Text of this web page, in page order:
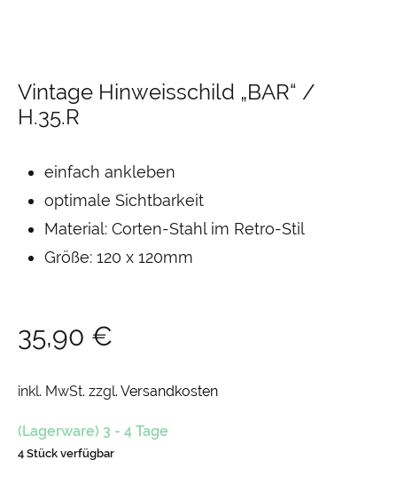
Vintage Hinweisschild „BAR“ /
H.35.R
einfach ankleben
optimale Sichtbarkeit
Material: Corten-Stahl im Retro-Stil
Größe: 120 x 120mm
35,90 €
inkl. MwSt. zzgl. Versandkosten
(Lagerware) 3 - 4 Tage
4 Stück verfügbar